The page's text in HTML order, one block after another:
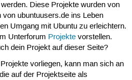
Diese Projekte wurden von
von ubuntuusers.de ins Leben
Umgang mit Ubuntu zu erleichtern.
Unterforum Projektevorstellen.
dein Projekt auf dieser Seite?
vorliegen, kann man sich an
auf der Projektseite als